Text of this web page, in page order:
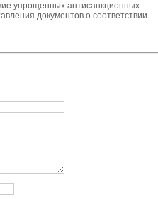
упрощенных антисанкционных
документов о соответствии